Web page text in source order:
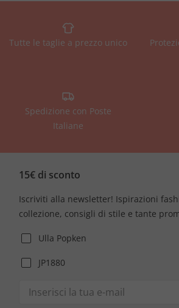
Tutte le taglie a prezzo unico
Spedizione con Poste
Italiane
15€ di sconto
Iscriviti alla newsletter! Ispirazioni
collezione, consigli di stile e tante
Ulla Popken
JP1880